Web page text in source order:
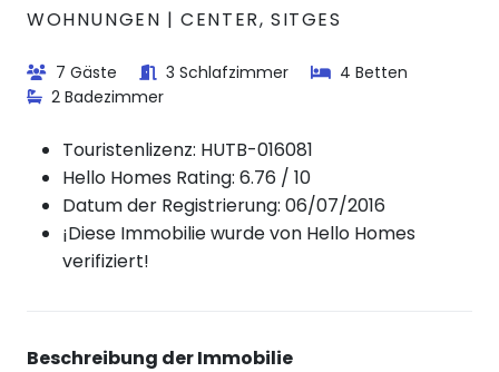
WOHNUNGEN | CENTER, SITGES
7 Gäste 3 Schlafzimmer
4 Betten
2 Badezimmer
Touristenlizenz: HUTB-016081
Hello Homes Rating: 6.76 / 10
Datum der Registrierung: 06/07/2016
¡Diese Immobilie wurde von Hello Homes
verifiziert!
Beschreibung der Immobilie